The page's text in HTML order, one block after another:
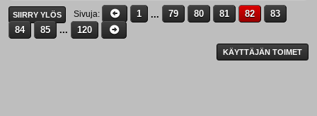
SIIRRY YLÖS Sivuja 1 ... 79 80 81 82
83
84
85 ... 120
KÄYTTÄJÄN TOIMET